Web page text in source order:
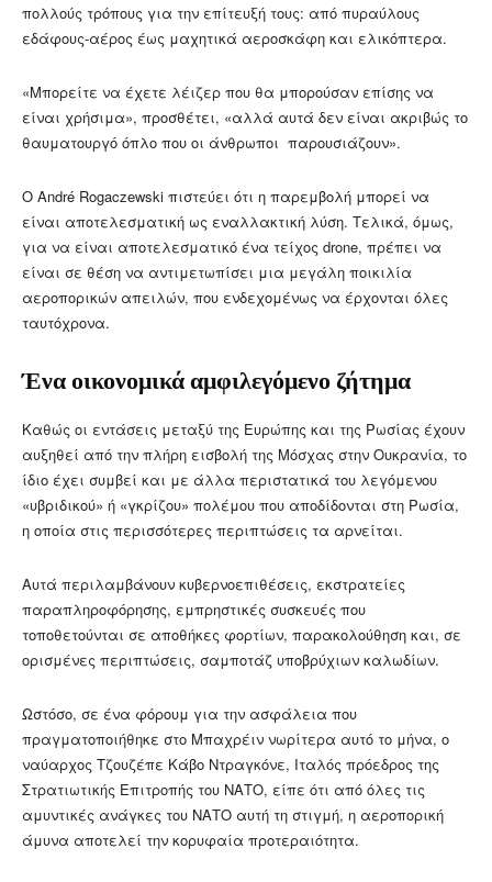
πολλούς τρόπους για την επίτευξή τους: από πυραύλους
εδάφους-αέρος έως μαχητικά αεροσκάφη και ελικόπτερα.
«Μπορείτε να έχετε λέιζερ που θα μπορούσαν επίσης να
είναι χρήσιμα», προσθέτει, «αλλά αυτά δεν είναι ακριβώς το
θαυματουργό όπλο που οι άνθρωποι παρουσιάζουν».
Ο André Rogaczewski πιστεύει ότι η παρεμβολή μπορεί να
είναι αποτελεσματική ως εναλλακτική λύση. Τελικά, όμως,
για να είναι αποτελεσματικό ένα τείχος drone, πρέπει να
είναι σε θέση να αντιμετωπίσει μια μεγάλη ποικιλία
αεροπορικών απειλών, που ενδεχομένως να έρχονται όλες
ταυτόχρονα.
Ένα οικονομικά αμφιλεγόμενο ζήτημα
Καθώς οι εντάσεις μεταξύ της Ευρώπης και της Ρωσίας έχουν
αυξηθεί από την πλήρη εισβολή της Μόσχας στην Ουκρανία, το
ίδιο έχει συμβεί και με άλλα περιστατικά του λεγόμενου
«υβριδικού» ή «γκρίζου» πολέμου που αποδίδονται στη Ρωσία,
η οποία στις περισσότερες περιπτώσεις τα αρνείται.
Αυτά περιλαμβάνουν κυβερνοεπιθέσεις, εκστρατείες
παραπληροφόρησης, εμπρηστικές συσκευές που
τοποθετούνται σε αποθήκες φορτίων, παρακολούθηση και, σε
ορισμένες περιπτώσεις, σαμποτάζ υποβρύχιων καλωδίων.
Ωστόσο, σε ένα φόρουμ για την ασφάλεια που
πραγματοποιήθηκε στο Μπαχρέιν νωρίτερα αυτό το μήνα, ο
ναύαρχος Τζουζέπε Κάβο Ντραγκόνε, Ιταλός πρόεδρος της
Στρατιωτικής Επιτροπής του ΝΑΤΟ, είπε ότι από όλες τις
αμυντικές ανάγκες του ΝΑΤΟ αυτή τη στιγμή, η αεροπορική
άμυνα αποτελεί την κορυφαία προτεραιότητα.